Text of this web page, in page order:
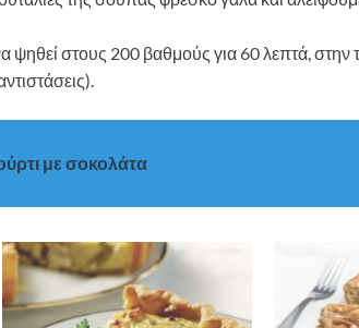
στους 200 βαθμούς για 60 λεπτά, στην
με σοκολάτα